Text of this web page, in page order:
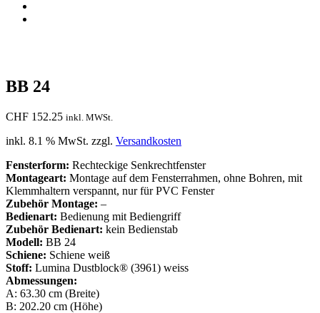
BB 24
CHF 152.25 inkl. MWSt.
inkl. 8.1 % MwSt. zzgl. Versandkosten
Fensterform: Rechteckige Senkrechtfenster
Montageart: Montage auf dem Fensterrahmen, ohne Bohren, mit
Klemmhaltern verspannt, nur für PVC Fenster
Zubehör Montage: –
Bedienart: Bedienung mit Bediengriff
Zubehör Bedienart: kein Bedienstab
Modell: BB 24
Schiene: Schiene weiß
Stoff: Lumina Dustblock® (3961) weiss
Abmessungen:
A: 63.30 cm (Breite)
B: 202.20 cm (Höhe)